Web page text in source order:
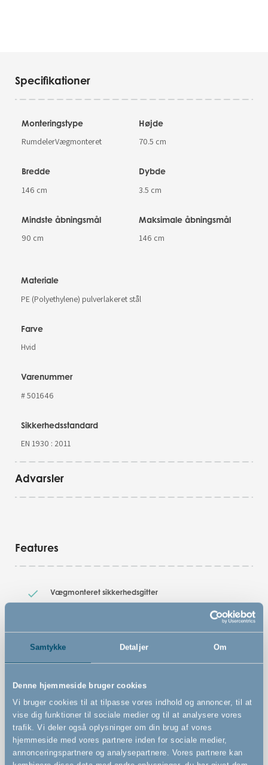
Samtykke Detaljer Om
Denne hjemmeside bruger cookies
Vi bruger cookies til at tilpasse vores indhold og annoncer, til at
vise dig funktioner til sociale medier og til at analysere vores
trafik. Vi deler også oplysninger om din brug af vores
hjemmeside med vores partnere inden for sociale medier,
annonceringspartnere og analysepartnere. Vores partnere kan
Specifikationer
Monteringstype
RumdelerVægmonteret
Højde
70.5 cm
Bredde
146 cm
Dybde
3.5 cm
Mindste åbningsmål
90 cm
Maksimale åbningsmål
146 cm
Materiale
PE (Polyethylene) pulverlakeret stål
Farve
Hvid
Varenummer
# 501646
Sikkerhedsstandard
EN 1930 : 2011
Advarsler
Features
Vægmonteret sikkerhedsgitter
Kan udvides uendeligt med store og små sektioner.
Kan åbnes til begge sider
Kan betjenes med én hånd
StepFree-opgradering: Flad bund i lågen uden
når du har hænderne fulde (robotstøvsuger kommer
også lettere igennem)